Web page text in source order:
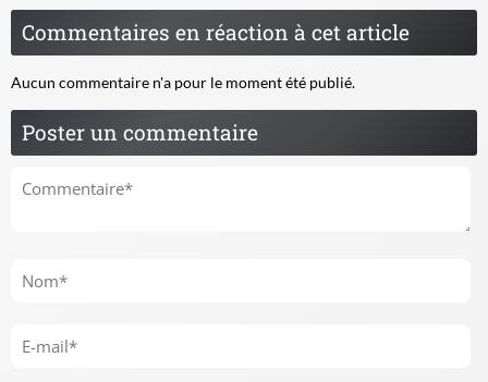
Commentaires en réaction à cet article
Aucun commentaire n'a pour le moment été publié.
Poster un commentaire